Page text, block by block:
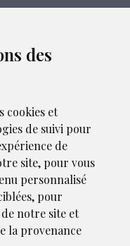
des
cookies et
de suivi pour
de
site, pour vous
personnalisé
pour
notre site et
la provenance
ses cotisations en ligne,
learning, présentiels,
n° 2020/89171.3
sociaux